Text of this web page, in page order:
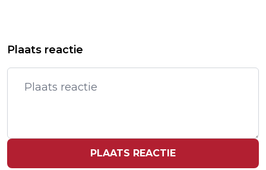
VERHOLPEN, METRO'S STOPPEN WEER
HIPHOPCOLLECTIEF NEW WAVE IN
FEBRUARI VIER KEER IN ZIGGO DOME
Plaats reactie
PLAATS REACTIE